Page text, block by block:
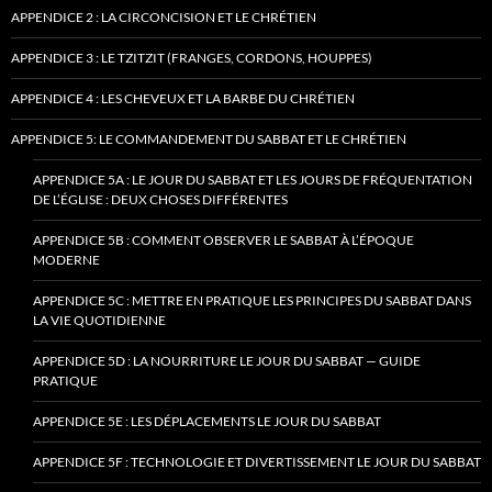
APPENDICE 2 : LA CIRCONCISION ET LE CHRÉTIEN
APPENDICE 3 : LE TZITZIT (FRANGES, CORDONS, HOUPPES)
APPENDICE 4 : LES CHEVEUX ET LA BARBE DU CHRÉTIEN
APPENDICE 5: LE COMMANDEMENT DU SABBAT ET LE CHRÉTIEN
APPENDICE 5A : LE JOUR DU SABBAT ET LES JOURS DE FRÉQUENTATION
DE L’ÉGLISE : DEUX CHOSES DIFFÉRENTES
APPENDICE 5B : COMMENT OBSERVER LE SABBAT À L’ÉPOQUE
MODERNE
APPENDICE 5C : METTRE EN PRATIQUE LES PRINCIPES DU SABBAT DANS
LA VIE QUOTIDIENNE
APPENDICE 5D : LA NOURRITURE LE JOUR DU SABBAT — GUIDE
PRATIQUE
APPENDICE 5E : LES DÉPLACEMENTS LE JOUR DU SABBAT
APPENDICE 5F : TECHNOLOGIE ET DIVERTISSEMENT LE JOUR DU SABBAT